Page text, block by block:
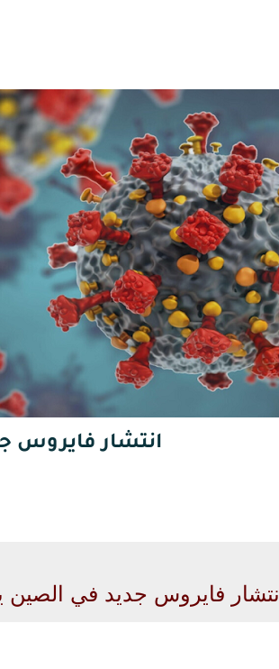
انتشار فايروس
إنتشار فايروس جديد في الصين